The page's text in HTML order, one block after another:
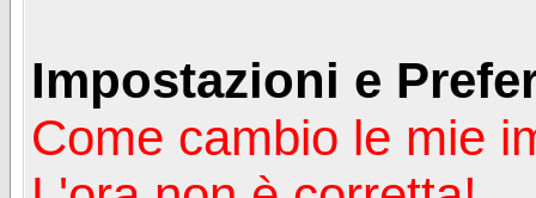
Impostazioni e
Come cambio le mie